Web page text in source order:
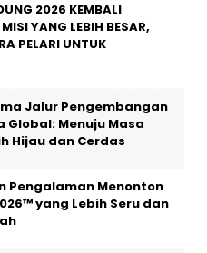
2026 KEMBALI
YANG LEBIH BESAR,
PELARI UNTUK
Jalur Pengembangan
Global: Menuju Masa
Hijau dan Cerdas
Pengalaman Menonton
yang Lebih Seru dan